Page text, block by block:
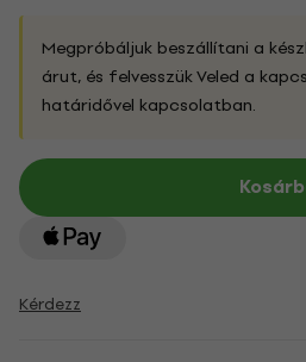
Megpróbáljuk beszállítani a
árut, és felvesszük Veled a
határidővel kapcsolatban.
Kérdezz